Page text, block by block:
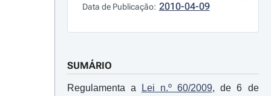
Data de Publicação: 2010-04-09
SUMÁRIO
Regulamenta a Lei n.º 60/2009, de 6 de